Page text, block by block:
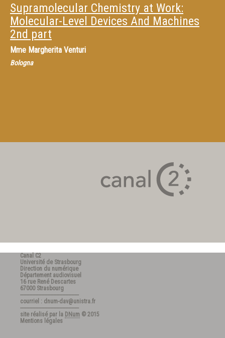
Supramolecular Chemistry at Work:
Molecular-Level Devices And Machines
2nd part
Mme Margherita Venturi
Bologna
Canal C2
Université de Strasbourg
Direction du numérique
Département audiovisuel
16 rue René Descartes
67000 Strasbourg
---------------------------------------
courriel : dnum-dav@unistra.fr
---------------------------------------
site réalisé par la DNum © 2015
Mentions légales